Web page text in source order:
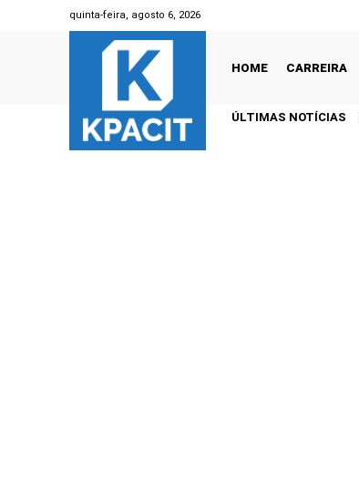
quinta-feira, agosto 6, 2026
HOME CARREIRA
ÚLTIMAS NOTÍCIAS